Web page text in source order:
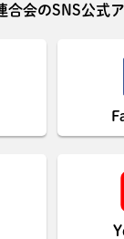
合会のSNS公式